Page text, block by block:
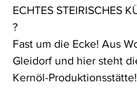
ECHTES STEIRISCHES
?
Fast um die Ecke! Aus
Gleidorf und hier steht
Kernöl-Produktionsstätte!